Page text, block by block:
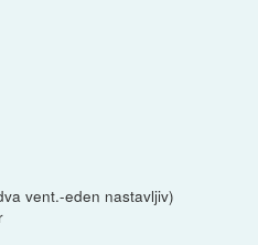
vent.-eden nastavljiv)